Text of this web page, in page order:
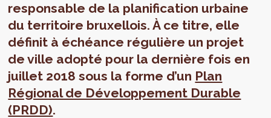
responsable de la planification urbaine
du territoire bruxellois. À ce titre, elle
définit à échéance régulière un projet
de ville adopté pour la dernière fois en
juillet 2018 sous la forme d’un Plan
Régional de Développement Durable
(PRDD).